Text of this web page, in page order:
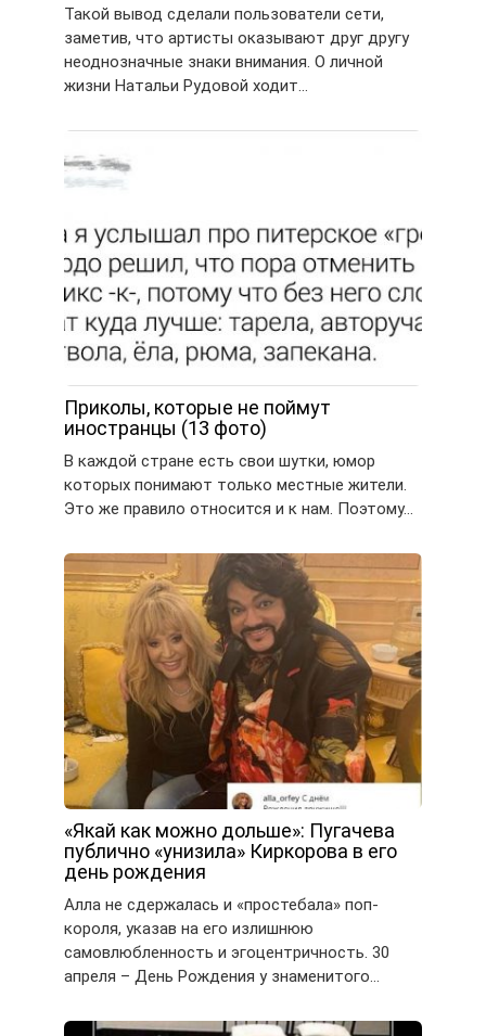
Такой вывод сделали пользователи сети,
заметив, что артисты оказывают друг другу
неоднозначные знаки внимания. О личной
жизни Натальи Рудовой ходит…
Приколы, которые не поймут
иностранцы (13 фото)
В каждой стране есть свои шутки, юмор
которых понимают только местные жители.
Это же правило относится и к нам. Поэтому…
«Якай как можно дольше»: Пугачева
публично «унизила» Киркорова в его
день рождения
Алла не сдержалась и «простебала» поп-
короля, указав на его излишнюю
самовлюбленность и эгоцентричность. 30
апреля – День Рождения у знаменитого…